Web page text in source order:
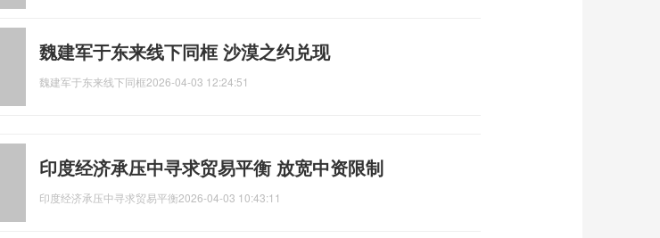
魏建军于东来线下同框 沙漠之约兑现
魏建军于东来线下同框2026-04-03 12:24:51
印度经济承压中寻求贸易平衡 放宽中资限制
印度经济承压中寻求贸易平衡2026-04-03 10:43:11